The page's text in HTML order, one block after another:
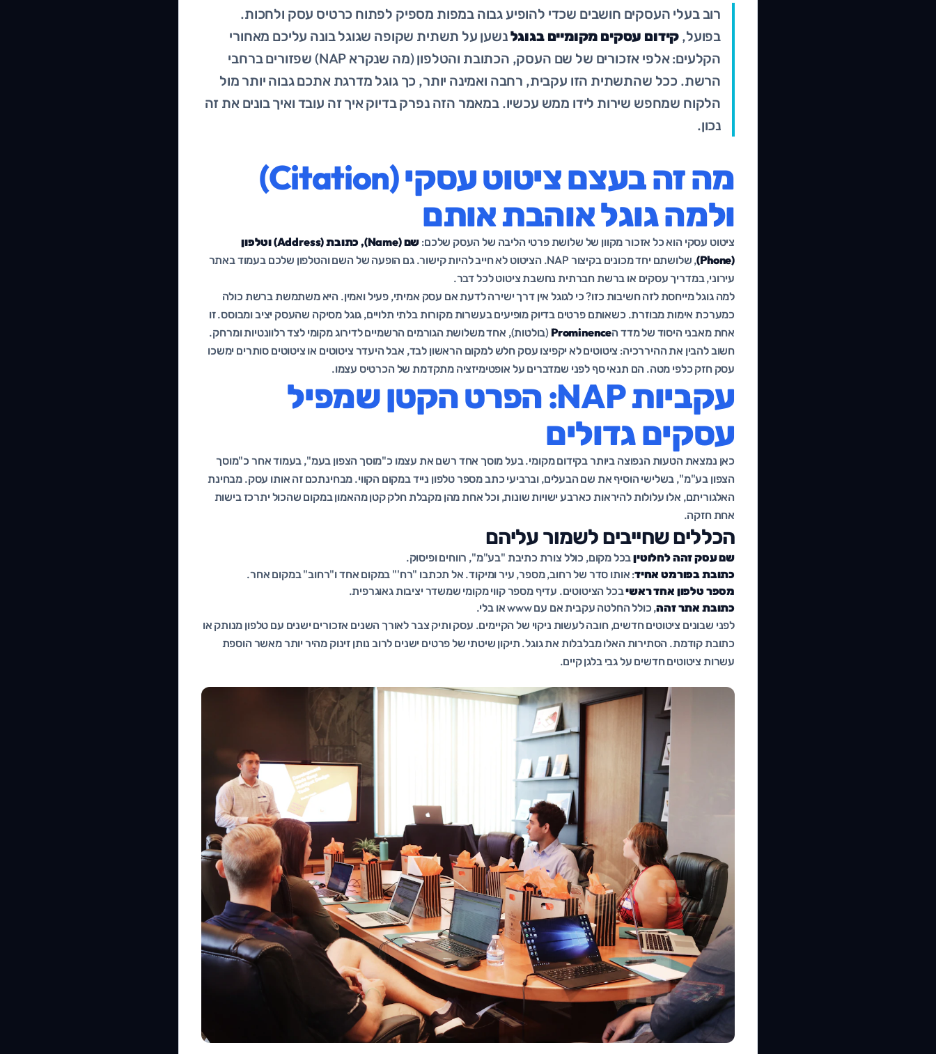
רוב בעלי העסקים חושבים שכדי להופיע גבוה במפות מספיק לפתוח כרטיס עסק ולחכות.
בפועל, קידום עסקים מקומיים בגוגלנשען על תשתית שקופה שגוגל בונה עליכם מאחורי
הקלעים: אלפי אזכורים של שם העסק, הכתובת והטלפון (מה שנקרא NAP) שפזורים ברחבי
הרשת. ככל שהתשתית הזו עקבית, רחבה ואמינה יותר, כך גוגל מדרגת אתכם גבוה יותר מול
הלקוח שמחפש שירות לידו ממש עכשיו. במאמר הזה נפרק בדיוק איך זה עובד ואיך בונים את זה
נכון.
מה זה בעצם ציטוט עסקי (Citation)
ולמה גוגל אוהבת אותם
ציטוט עסקי הוא כל אזכור מקוון של שלושת פרטי הליבה של העסק שלכם:
שם (Name), כתובת (Address) וטלפון
(Phone)
, שלושתם יחד מכונים בקיצור NAP. הציטוט לא חייב להיות קישור. גם הופעה של השם והטלפון שלכם בעמוד באתר
עירוני, במדריך עסקים או ברשת חברתית נחשבת ציטוט לכל דבר.
למה גוגל מייחסת לזה חשיבות כזו? כי לגוגל אין דרך ישירה לדעת אם עסק אמיתי, פעיל ואמין. היא משתמשת ברשת כולה
כמערכת אימות מבוזרת. כשאותם פרטים בדיוק מופיעים בעשרות מקורות בלתי תלויים, גוגל מסיקה שהעסק יציב ומבוסס. זו
אחת מאבני היסוד של מדד הProminence (בולטות), אחד משלושת הגורמים הרשמיים לדירוג מקומי לצד רלוונטיות ומרחק.
חשוב להבין את ההיררכיה: ציטוטים לא יקפיצו עסק חלש למקום הראשון לבד, אבל היעדר ציטוטים או ציטוטים סותרים ימשכו
עסק חזק כלפי מטה. הם תנאי סף לפני שמדברים על אופטימיזציה מתקדמת של הכרטיס עצמו.
עקביות NAP: הפרט הקטן שמפיל
עסקים גדולים
כאן נמצאת הטעות הנפוצה ביותר בקידום מקומי. בעל מוסך אחד רשם את עצמו כ"מוסך הצפון בעמ", בעמוד אחר כ"מוסך
הצפון בע"מ", בשלישי הוסיף את שם הבעלים, וברביעי כתב מספר טלפון נייד במקום הקווי. מבחינתכם זה אותו עסק. מבחינת
האלגוריתם, אלו עלולות להיראות כארבע ישויות שונות, וכל אחת מהן מקבלת חלק קטן מהאמון במקום שהכול יתרכז בישות
אחת חזקה.
הכללים שחייבים לשמור עליהם
שם עסק זהה לחלוטיןבכל מקום, כולל צורת כתיבת "בע"מ", רווחים ופיסוק.
כתובת בפורמט אחיד: אותו סדר של רחוב, מספר, עיר ומיקוד. אל תכתבו "רח'" במקום אחד ו"רחוב" במקום אחר.
מספר טלפון אחד ראשיבכל הציטוטים. עדיף מספר קווי מקומי שמשדר יציבות גאוגרפית.
כתובת אתר זהה, כולל החלטה עקבית אם עם www או בלי.
לפני שבונים ציטוטים חדשים, חובה לעשות ניקוי של הקיימים. עסק ותיק צבר לאורך השנים אזכורים ישנים עם טלפון מנותק או
כתובת קודמת. הסתירות האלו מבלבלות את גוגל. תיקון שיטתי של פרטים ישנים לרוב נותן זינוק מהיר יותר מאשר הוספת
עשרות ציטוטים חדשים על גבי בלגן קיים.